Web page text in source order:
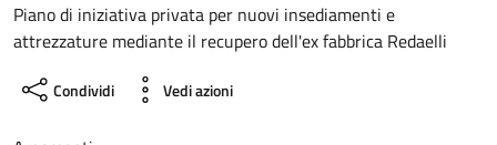
Piano di iniziativa privata per nuovi insediamenti e
attrezzature mediante il recupero dell'ex fabbrica Redaelli
Condividi Vedi azioni